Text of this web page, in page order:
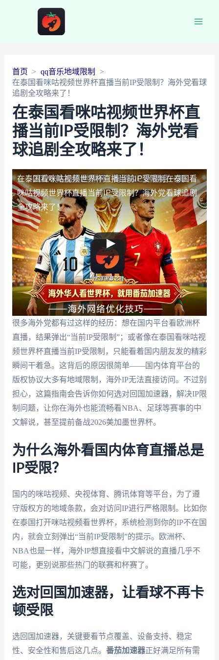
首页
qq音乐地域限制
在泰国看咪咕视频世界杯直播当前IP受限制？海外党看球
追剧全攻略来了！
在泰国看咪咕视频世界杯直
播当前IP受限制？海外党看
球追剧全攻略来了！
在泰国看咪咕视频世界杯直播当前IP受限制在泰国看
咪咕视频世界杯直播当前IP受限制？海外党看球追剧
全攻略来了！
很多海外党都有过这样的经历：想在国内平台看欧洲杯
直播，结果弹出“当前IP受限制”；或者像在泰国看咪咕视
频世界杯直播当前IP受限制，只能看着国内朋友发的精彩
瞬间干着急。这背后的原因很简单——国内体育平台的
版权协议大多有地域限制，海外IP无法直接访问。不过别
担心，这篇指南会告诉你如何选对回国加速器，解决IP限
制问题，让你在海外也能流畅看NBA、足球等赛事的中
文解说，甚至提前备战2026美加墨世界杯。
为什么海外看国内体育直播总是
IP受限？
国内的咪咕视频、央视体育、腾讯体育等平台，为了遵
守版权方的地域条款，会对访问IP进行严格限制。比如你
在泰国打开咪咕视频看世界杯，系统检测到你的IP不在国
内，就会立刻弹出“当前IP受限制”的提示。欧洲杯、
NBA也是一样，海外IP想直接看中文解说的直播几乎不
可能，更别说那些热门的联赛和杯赛了。
选对回国加速器，让看球不再卡
顿受限
选回国加速器，关键要看节点覆盖、设备支持、稳定
性、安全性和售后这几点。 番茄加速器正好满足所有需